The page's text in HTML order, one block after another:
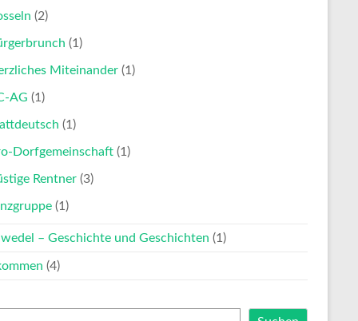
(2)
(1)
Miteinander (1)
AG (1)
(1)
Dorfgemeinschaft (1)
Rentner (3)
(1)
– Geschichte und Geschichten (1)
(4)